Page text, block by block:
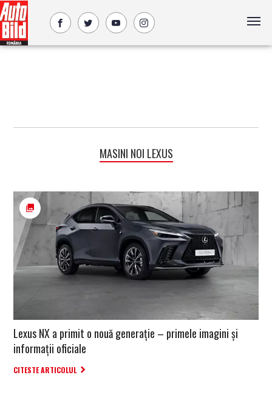
MASINI NOI LEXUS
Lexus NX a primit o nouă generație – primele imagini și
informații oficiale
CITESTE ARTICOLUL